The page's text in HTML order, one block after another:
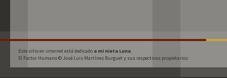
Este sitio en internet está dedicado a mi nieta Luna.
El Factor Humano © José Luis Martínez Burguet y sus respectivos propietarios